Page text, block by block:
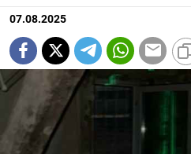
07.08.2025